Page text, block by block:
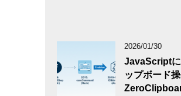
2026/01/30
JavaScriptに
ップボード